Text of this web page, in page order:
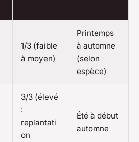
1/3 (faible
à moyen)
Printemps
à automne
(selon
espèce)
3/3 (élevé
:
replantati
on
Été à début
automne